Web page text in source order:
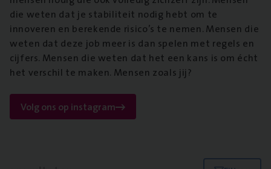
die weten dat je stabiliteit nodig hebt om te
innoveren en berekende risico’s te nemen. Mensen die
weten dat deze job meer is dan spelen met regels en
cijfers. Mensen die weten dat het een kans is om écht
het verschil te maken. Mensen zoals jij?
Volg ons op instagram